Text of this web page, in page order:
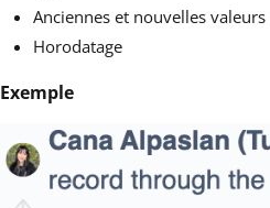
Anciennes et nouvelles valeurs
Horodatage
Exemple